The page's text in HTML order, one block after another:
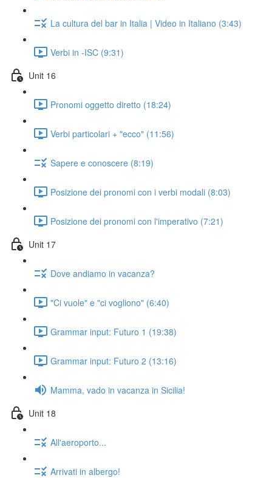
La cultura del bar in Italia | Video in Italiano (3:43)
Verbi in -ISC (9:31)
Unit 16
Pronomi oggetto diretto (18:24)
Verbi particolari + "ecco" (11:56)
Sapere e conoscere (8:19)
Posizione dei pronomi con i verbi modali (8:03)
Posizione dei pronomi con l'imperativo (7:21)
Unit 17
Dove andiamo in vacanza?
"Ci vuole" e "ci vogliono" (6:40)
Grammar input: Futuro 1 (19:38)
Grammar input: Futuro 2 (13:16)
Mamma, vado in vacanza in Sicilia!
Unit 18
All'aeroporto...
Arrivati in albergo!